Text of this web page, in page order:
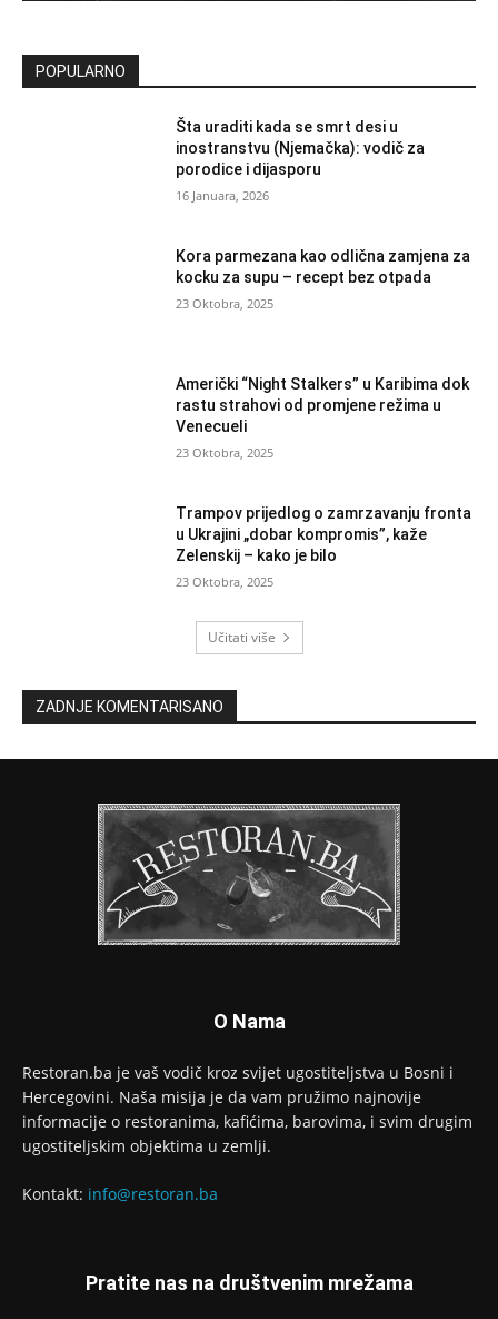
POPULARNO
Šta uraditi kada se smrt desi u
inostranstvu (Njemačka): vodič za
porodice i dijasporu
16 Januara, 2026
Kora parmezana kao odlična zamjena za
kocku za supu – recept bez otpada
23 Oktobra, 2025
Američki “Night Stalkers” u Karibima dok
rastu strahovi od promjene režima u
Venecueli
23 Oktobra, 2025
Trampov prijedlog o zamrzavanju fronta
u Ukrajini „dobar kompromis”, kaže
Zelenskij – kako je bilo
23 Oktobra, 2025
Učitati više
ZADNJE KOMENTARISANO
O Nama
Restoran.ba je vaš vodič kroz svijet ugostiteljstva u Bosni i
Hercegovini. Naša misija je da vam pružimo najnovije
informacije o restoranima, kafićima, barovima, i svim drugim
ugostiteljskim objektima u zemlji.
Kontakt: info@restoran.ba
Pratite nas na društvenim mrežama